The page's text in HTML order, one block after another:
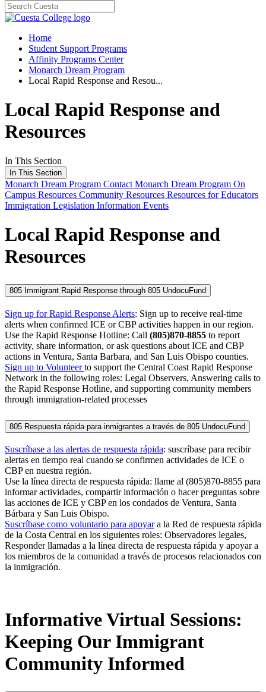
Home
Student Support Programs
Affinity Programs Center
Monarch Dream Program
Local Rapid Response and Resou...
Local Rapid Response and
Resources
In This Section
In This Section
Monarch Dream Program Contact Monarch Dream Program On
Campus Resources Community Resources Resources for Educators
Immigration Legislation Information Events
Local Rapid Response and
Resources
805 Immigrant Rapid Response through 805 UndocuFund
Sign up for Rapid Response Alerts: Sign up to receive real-time
alerts when confirmed ICE or CBP activities happen in our region.
Use the Rapid Response Hotline: Call (805)870-8855 to report
activity, share information, or ask questions about ICE and CBP
actions in Ventura, Santa Barbara, and San Luis Obispo counties.
Sign up to Volunteerto support the Central Coast Rapid Response
Network in the following roles: Legal Observers, Answering calls to
the Rapid Response Hotline, and supporting community members
through immigration-related processes
805 Respuesta rápida para inmigrantes a través de 805 UndocuFund
Suscríbase a las alertas de respuesta rápida: suscríbase para recibir
alertas en tiempo real cuando se confirmen actividades de ICE o
CBP en nuestra región.
Use la línea directa de respuesta rápida: llame al (805)870-8855 para
informar actividades, compartir información o hacer preguntas sobre
las acciones de ICE y CBP en los condados de Ventura, Santa
Bárbara y San Luis Obispo.
Suscríbase como voluntario para apoyara la Red de respuesta rápida
de la Costa Central en los siguientes roles: Observadores legales,
Responder llamadas a la línea directa de respuesta rápida y apoyar a
los miembros de la comunidad a través de procesos relacionados con
la inmigración.
Informative Virtual Sessions:
Keeping Our Immigrant
Community Informed